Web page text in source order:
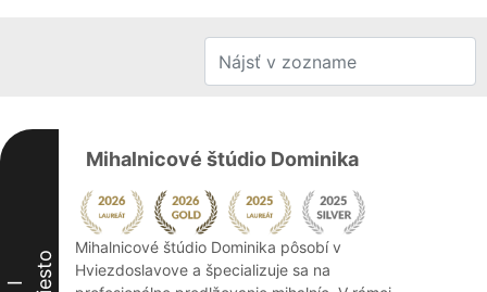
I
Mihalnicové štúdio Dominika
Mihalnicové štúdio Dominika pôsobí v
Hviezdoslavove a špecializuje sa na